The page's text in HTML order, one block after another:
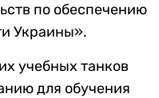
по обеспечению
Украины».
учебных танков
для обучения